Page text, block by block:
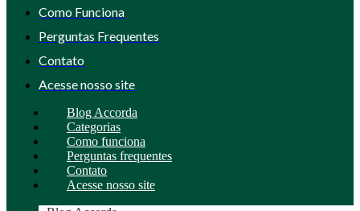
Como Funciona
Perguntas Frequentes
Contato
Acesse nosso site
Blog Accorda
Categorias
Como funciona
Perguntas frequentes
Contato
Acesse nosso site